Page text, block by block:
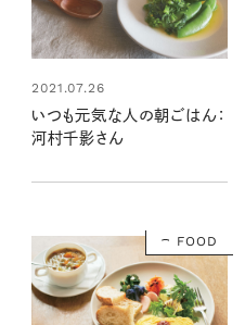
2021.07.26
いつも元気な人の朝ごはん：
河村千影さん
FOOD